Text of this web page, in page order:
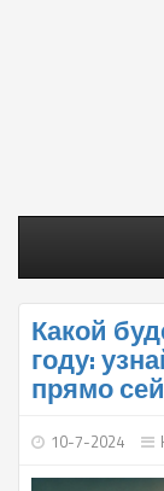
Какой
году:
прямо
10-7-2024